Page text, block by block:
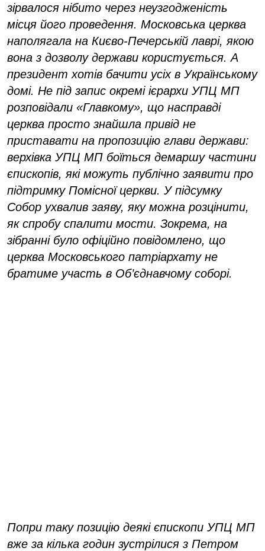
зірвалося нібито через неузгодженість
місця його проведення. Московська церква
наполягала на Києво-Печерській лаврі, якою
вона з дозволу держави користується. А
президент хотів бачити усіх в Українському
домі. Не під запис окремі ієрархи УПЦ МП
розповідали «Главкому», що насправді
церква просто знайшла привід не
приставати на пропозицію глави держави:
верхівка УПЦ МП боїться демаршу частини
єпископів, які можуть публічно заявити про
підтримку Помісної церкви. У підсумку
Собор ухвалив заяву, яку можна розцінити,
як спробу спалити мости. Зокрема, на
зібранні було офіційно повідомлено, що
церква Московського патріархату не
братиме участь в Об’єднавчому соборі.
Попри таку позицію деякі єпископи УПЦ МП
вже за кілька годин зустрілися з Петром